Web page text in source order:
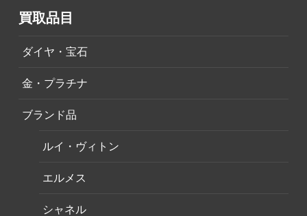
買取品目
ダイヤ・宝石
金・プラチナ
ブランド品
ルイ・ヴィトン
エルメス
シャネル